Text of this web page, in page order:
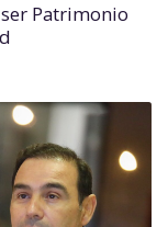
ser Patrimonio